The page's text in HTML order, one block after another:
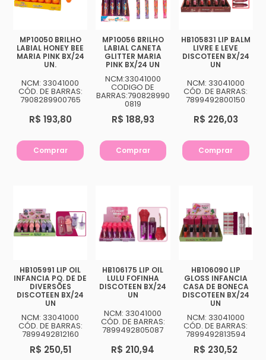
MP10050 BRILHO
LABIAL HONEY BEE
MARIA PINK BX/24
UN.
NCM: 33041000
CÓD. DE BARRAS:
7908289900765
R$ 193,80
Comprar
MP10056 BRILHO
LABIAL CANETA
GLITTER MARIA
PINK BX/24 UN
NCM:33041000
CODIGO DE
BARRAS:790828990
0819
R$ 188,93
Comprar
HB105831 LIP BALM
LIVRE E LEVE
DISCOTEEN BX/24
UN
NCM: 33041000
CÓD. DE BARRAS:
7899492800150
R$ 226,03
Comprar
HB105991 LIP OIL
INFANCIA PQ. DE DE
DIVERSÕES
DISCOTEEN BX/24
UN
NCM: 33041000
CÓD. DE BARRAS:
7899492812160
R$ 250,51
HB106175 LIP OIL
LULU FOFINHA
DISCOTEEN BX/24
UN
NCM: 33041000
CÓD. DE BARRAS:
7899492805087
R$ 210,94
HB106090 LIP
GLOSS INFANCIA
CASA DE BONECA
DISCOTEEN BX/24
UN
NCM: 33041000
CÓD. DE BARRAS:
7899492813594
R$ 230,52